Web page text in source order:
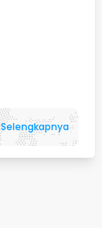
Selengkapnya